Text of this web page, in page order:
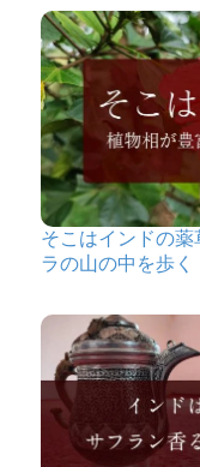
そこはインドの
ラの山の中を歩く